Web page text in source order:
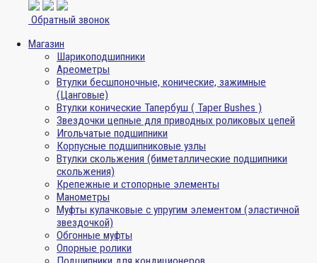
Обратный звонок
Магазин
Шарикоподшипники
Ареометры
Втулки бесшпоночные, конические, зажимные
(Цанговые)
Втулки конические Тапербуш ( Taper Bushes )
Звездочки цепные для приводных роликовых цепей
Игольчатые подшипники
Корпусные подшипниковые узлы
Втулки скольжения (биметаллические подшипники
скольжения)
Крепежные и стопорные элементы
Манометры
Муфты кулачковые с упругим элементом (эластичной
звездочкой)
Обгонные муфты
Опорные ролики